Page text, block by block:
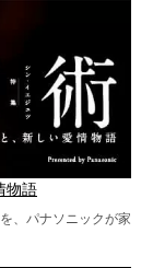
物語
、パナソニックが家